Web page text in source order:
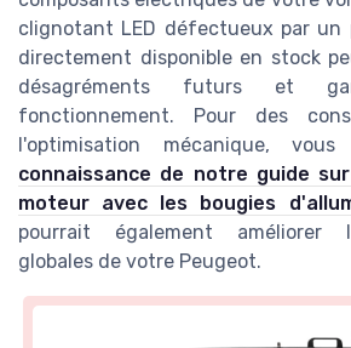
clignotant LED défectueux par un
directement disponible en stock
désagréments futurs et
fonctionnement. Pour des
l'optimisation mécanique,
connaissance de notre guide
moteur avec les bougies
pourrait également améliorer
globales de votre Peugeot.